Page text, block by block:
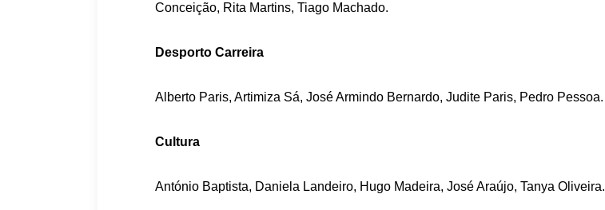
Conceição, Rita Martins, Tiago Machado.
Desporto Carreira
Alberto Paris, Artimiza Sá, José Armindo Bernardo, Judite Paris, Pedro Pessoa.
Cultura
António Baptista, Daniela Landeiro, Hugo Madeira, José Araújo, Tanya Oliveira.